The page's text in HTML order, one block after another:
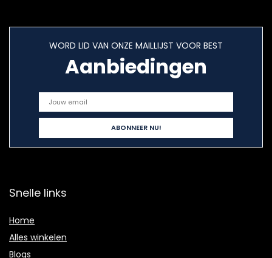
WORD LID VAN ONZE MAILLIJST VOOR BEST
Aanbiedingen
Snelle links
Home
Alles winkelen
Blogs